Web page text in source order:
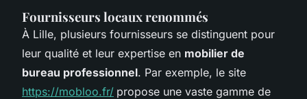
Fournisseurs locaux renommés
À Lille, plusieurs fournisseurs se distinguent pour
leur qualité et leur expertise en mobilier de
bureau professionnel. Par exemple, le site
https://mobloo.fr/ propose une vaste gamme de